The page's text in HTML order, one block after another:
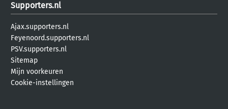
Supporters.nl
Ajax.supporters.nl
Feyenoord.supporters.nl
PSV.supporters.nl
Sitemap
Mijn voorkeuren
Cookie-instellingen